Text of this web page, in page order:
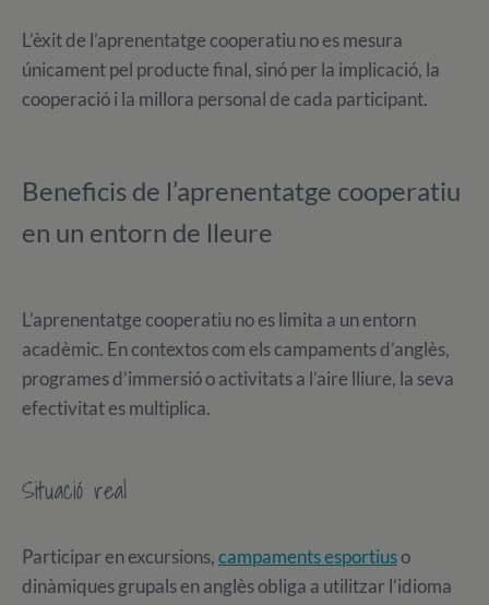
L’èxit de l’aprenentatge cooperatiu no es mesura
únicament pel producte final, sinó per la implicació, la
cooperació i la millora personal de cada participant.
Beneficis de l’aprenentatge cooperatiu
en un entorn de lleure
L’aprenentatge cooperatiu no es limita a un entorn
acadèmic. En contextos com els campaments d’anglès,
programes d’immersió o activitats a l’aire lliure, la seva
efectivitat es multiplica.
Situació real
Participar en excursions,campaments esportiuso
dinàmiques grupals en anglès obliga a utilitzar l’idioma